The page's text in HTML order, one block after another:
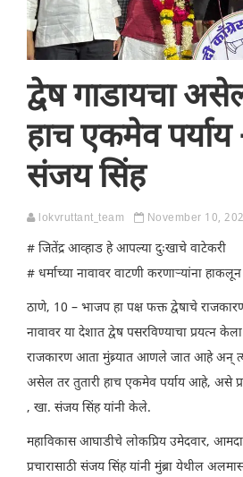
द्वेष गाडायचा
हाच एकमेव
संजय सिंह
lokvruttant_team November 10,
# जितेंद्र आव्हाड हे आपल्या दुःखाचे वाटेकरी
# धर्माच्या नावावर वाटणी करणाऱ्यांना हाकलून
ठाणे, 10 – भाजप हा पक्ष फक्त द्वेषाचे
नावावर या देशात द्वेष पसरविण्याचा प्रयत्न
राजकारण आता मुंब्र्यात आणले जात आहे अन्
असेल तर तुतारी हाच एकमेव पर्याय आहे, असे
, खा. संजय सिंह यांनी केले.
महाविकास आघाडीचे लोकप्रिय उमेदवार,
प्रचारासाठी संजय सिंह यांनी मुंब्रा येथील